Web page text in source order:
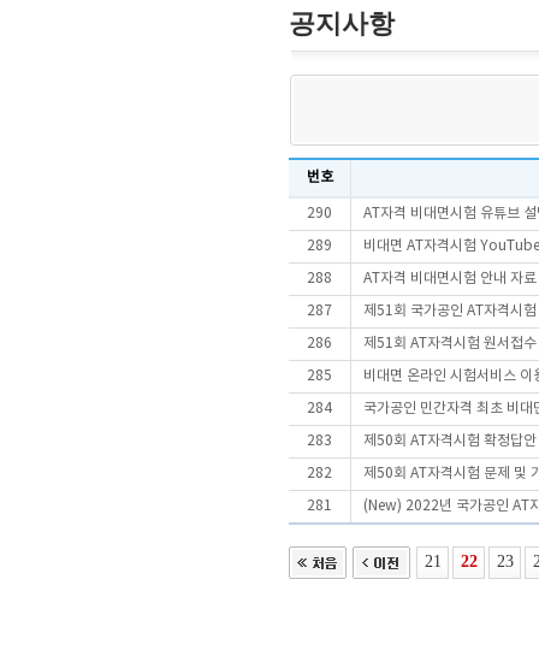
공지사항
번호
290 AT자격 비대면시험 유튜브
289 비대면 AT자격시험
288 AT자격 비대면시험 안내 자료
287 제51회 국가공인 AT자격시
286 제51회 AT자격시험 원서접
285 비대면 온라인 시험서비스 이
284 국가공인 민간자격 최초 비
283 제50회 AT자격시험 확정답
282 제50회 AT자격시험 문제 및
281 (New) 2022년 국가공인 AT
21 22 23